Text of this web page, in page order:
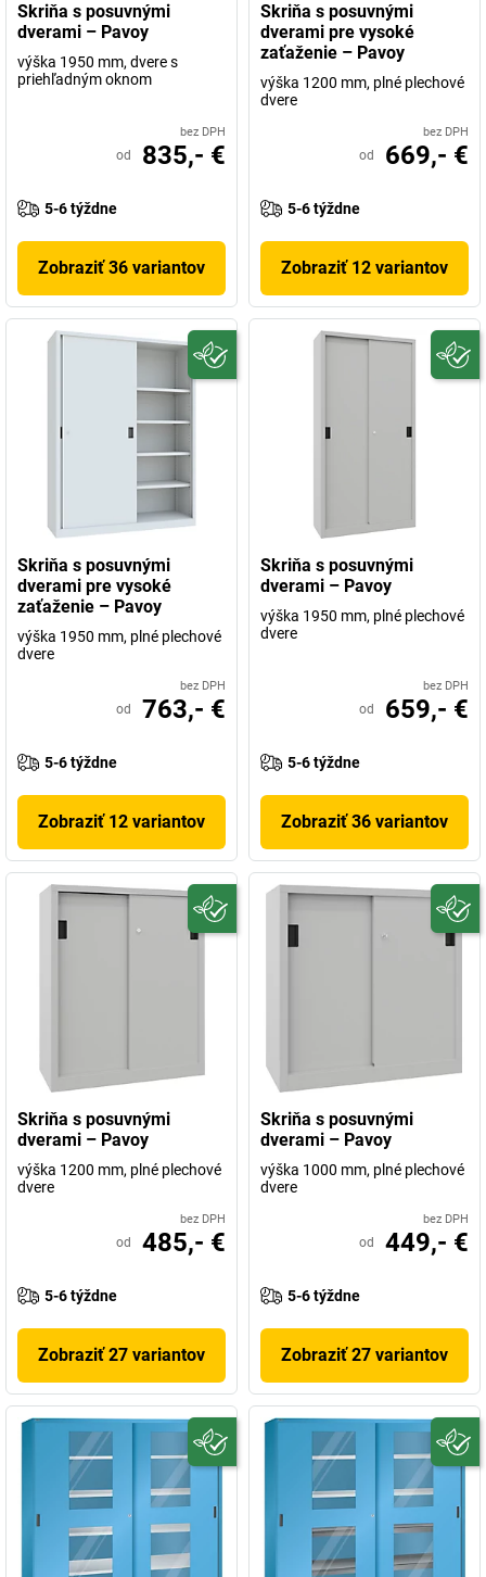
Skriňa s posuvnými
dverami – Pavoy
výška 1950 mm, dvere s
priehľadným oknom
bez DPH
od 835,- €
5-6 týždne
Zobraziť 36 variantov
Skriňa s posuvnými
dverami pre vysoké
zaťaženie – Pavoy
výška 1200 mm, plné plechové
dvere
bez DPH
od 669,- €
5-6 týždne
Zobraziť 12 variantov
Skriňa s posuvnými
dverami pre vysoké
zaťaženie – Pavoy
výška 1950 mm, plné plechové
dvere
bez DPH
od 763,- €
5-6 týždne
Zobraziť 12 variantov
Skriňa s posuvnými
dverami – Pavoy
výška 1950 mm, plné plechové
dvere
bez DPH
od 659,- €
5-6 týždne
Zobraziť 36 variantov
Skriňa s posuvnými
dverami – Pavoy
výška 1200 mm, plné plechové
dvere
bez DPH
od 485,- €
5-6 týždne
Zobraziť 27 variantov
Skriňa s posuvnými
dverami – Pavoy
výška 1000 mm, plné plechové
dvere
bez DPH
od 449,- €
5-6 týždne
Zobraziť 27 variantov